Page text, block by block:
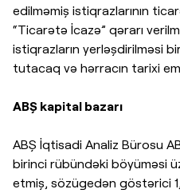
edilməmiş istiqrazlarının
“Ticarətə İcazə” qərarı
istiqrazların yerləşdirilməsi
tutacaq və hərracın tarixi
ABŞ kapital bazarı
ABŞ İqtisadi Analiz Bürosu
birinci rübündəki böyüməsi
etmiş, sözügedən göstərici